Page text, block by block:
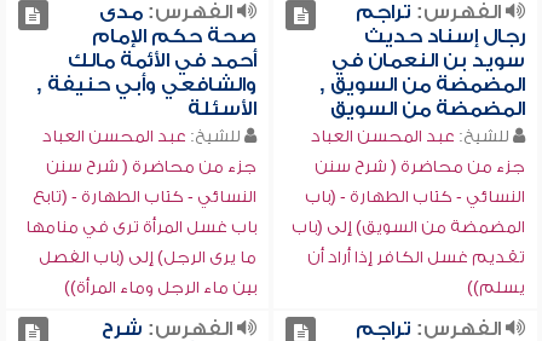
الفهرس: تراجم
رجال إسناد حديث
سويد بن النعمان في
المضمضة من السويق ,
المضمضة من السويق
للشيخ: عبد المحسن العباد
جزء من محاضرة ( شرح سنن
النسائي - كتاب الطهارة - (باب
المضمضة من السويق) إلى (باب
تقديم غسل الكافر إذا أراد أن
يسلم))
الفهرس:مدى
صحة حكم الإمام
أحمد في الأئمة مالك
والشافعي وأبي حنيفة ,
الأسئلة
للشيخ: عبد المحسن العباد
جزء من محاضرة ( شرح سنن
النسائي - كتاب الطهارة - (تابع
باب غسل المرأة ترى في منامها
ما يرى الرجل) إلى (باب الفصل
بين ماء الرجل وماء المرأة))
الفهرس: تراجم
الفهرس: شرح